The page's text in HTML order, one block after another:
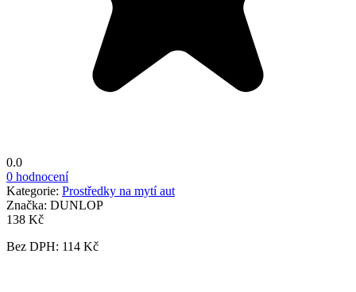
0.0
0 hodnocení
Kategorie: Prostředky na mytí aut
Značka: DUNLOP
138 Kč
Bez DPH: 114 Kč